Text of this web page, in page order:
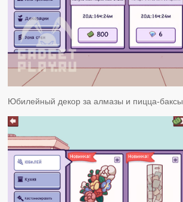
Юбилейный декор за алмазы и пицца-баксы.